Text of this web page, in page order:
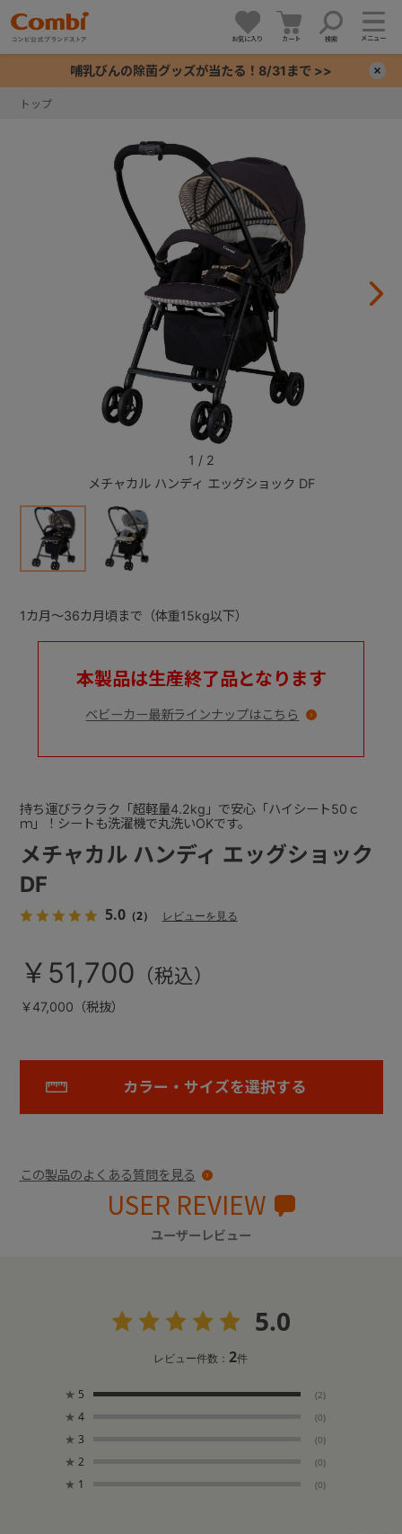
お気に入り カート 検索 メニュー
哺乳びんの除菌グッズが当たる！8/31まで >>
トップ
メチャカル ハンディ エッグショック DF
1 / 2
メチャカル ハンディ エッグショック
DF
5.0（2） レビューを見る
持ち運びラクラク「超軽量4.2kg」で安心「ハイシート50ｃ
ｍ」！シートも洗濯機で丸洗いOKです。
￥51,700
￥47,000（税抜）
カラー・サイズを選択する
この製品のよくある質問を見る
1カ月～36カ月頃まで（体重15kg以下）
本製品は生産終了品となります
ベビーカー最新ラインナップはこちら
USER REVIEW
ユーザーレビュー
5.0
レビュー件数：2件
★ 5 (2)
★ 4 (0)
★ 3 (0)
★ 2 (0)
★ 1 (0)